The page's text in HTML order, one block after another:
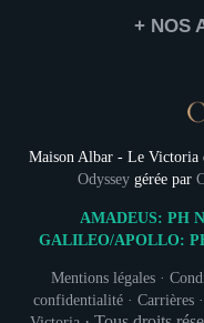
+ NOS
Maison Albar - Le Victoria
Odysseygérée par
AMADEUS: PH
GALILEO/APOLLO:
Mentions légales ·
confidentialité· Carrières·